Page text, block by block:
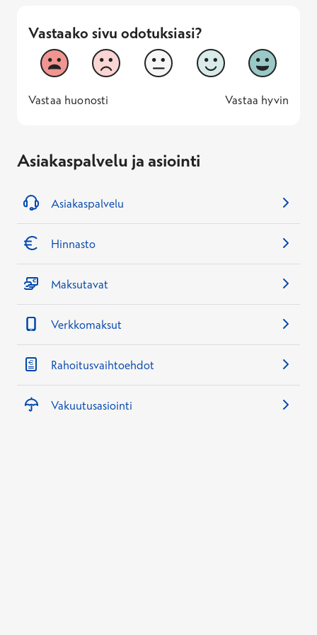
Vastaako sivu odotuksiasi?
Vastaako sivu odotuksiasi?
1
Vastaa huonosti
2 3 4
5
Vastaa
1 -
Vastaa huonosti
— 5 -
Vastaa hyvin
Asiakaspalvelu ja asiointi
Asiakaspalvelu
Hinnasto
Maksutavat
Verkkomaksut
Rahoitusvaihtoehdot
Vakuutusasiointi